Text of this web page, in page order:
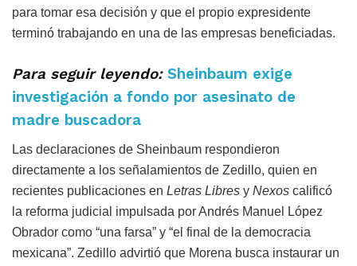
para tomar esa decisión y que el propio expresidente
terminó trabajando en una de las empresas beneficiadas.
Para seguir leyendo: Sheinbaum exige
investigación a fondo por asesinato de
madre buscadora
Las declaraciones de Sheinbaum respondieron
directamente a los señalamientos de Zedillo, quien en
recientes publicaciones en Letras Libres y Nexos calificó
la reforma judicial impulsada por Andrés Manuel López
Obrador como “una farsa” y “el final de la democracia
mexicana”. Zedillo advirtió que Morena busca instaurar un